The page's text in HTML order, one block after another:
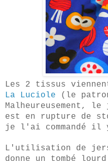
Les 2 tissus
La Luciole (le
Malheureusement,
est en rupture de
je l'ai commandé il
L'utilisation de
donne un tombé